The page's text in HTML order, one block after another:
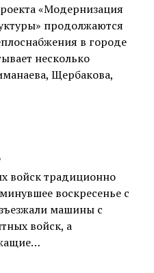
«Модернизация
продолжаются
в городе
несколько
Щербакова,
войск традиционно
воскресенье с
машины с
войск, а